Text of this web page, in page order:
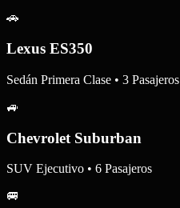
🚗
Lexus ES350
Sedán Primera Clase • 3 Pasajeros
🚙
Chevrolet Suburban
SUV Ejecutivo • 6 Pasajeros
🚐